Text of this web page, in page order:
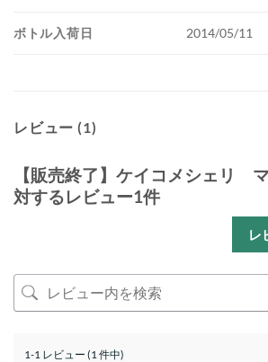
ボトル入荷日 2014/05/11
レビュー (1)
【販売終了】ケイコメシェリ
対するレビュー1件
レ
1-1 レビュー (1 件中)